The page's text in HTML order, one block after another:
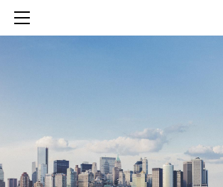
SERVICES
知財活動のROICへの貢献
生成AIを活用した知財戦略の策
生成AIとの「壁打ち」で、新たな発明を